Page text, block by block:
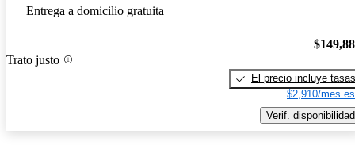
Entrega a domicilio gratuita
Trato justo
El precio incluye tasas
$2,910/mes
Verif. disponibilidad